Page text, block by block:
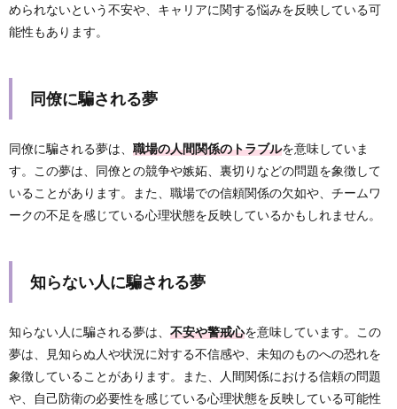
められないという不安や、キャリアに関する悩みを反映している可
能性もあります。
同僚に騙される夢
同僚に騙される夢は、 職場の人間関係のトラブルを意味していま
す。この夢は、同僚との競争や嫉妬、裏切りなどの問題を象徴して
いることがあります。また、職場での信頼関係の欠如や、チームワ
ークの不足を感じている心理状態を反映しているかもしれません。
知らない人に騙される夢
知らない人に騙される夢は、 不安や警戒心を意味しています。この
夢は、見知らぬ人や状況に対する不信感や、未知のものへの恐れを
象徴していることがあります。また、人間関係における信頼の問題
や、自己防衛の必要性を感じている心理状態を反映している可能性